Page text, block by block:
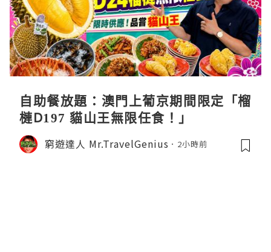
自助餐放題：澳門上葡京期間限定「榴
槤D197 貓山王無限任食！」
窮遊達人 Mr.TravelGenius 2小時前